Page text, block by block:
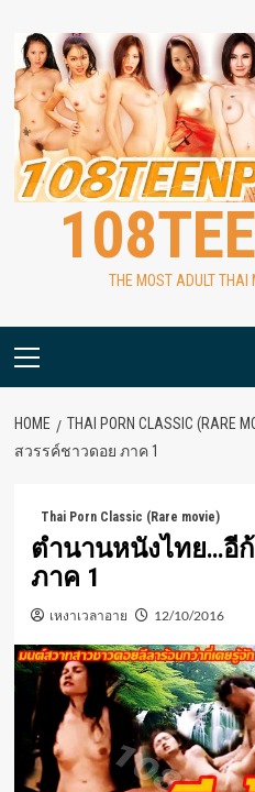
content
THE MOST ADULT THAI
Primary
HOME THAI PORN CLASSIC (RARE
สวรรค์ชาวดอย ภาค 1
Thai Porn Classic (Rare movie)
ตำนานหนังไทย…อี
ภาค 1
เหงาเวลาอาย 12/10/2016